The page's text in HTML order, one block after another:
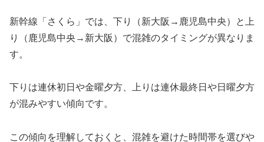
新幹線「さくら」では、下り（新大阪→鹿児島中央）と上
り（鹿児島中央→新大阪）で混雑のタイミングが異なりま
す。
下りは連休初日や金曜夕方、上りは連休最終日や日曜夕方
が混みやすい傾向です。
この傾向を理解しておくと、混雑を避けた時間帯を選びや